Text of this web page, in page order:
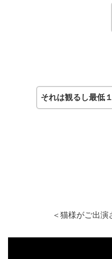
それは観るし最低
＜猫様がご出演